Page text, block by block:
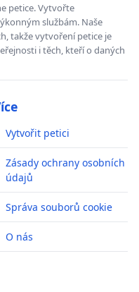
petice. Vytvořte
službám. Naše
takže vytvoření petice je
i těch, kteří o daných
Vytvořit petici
Zásady ochrany osobních
údajů
Správa souborů cookie
O nás